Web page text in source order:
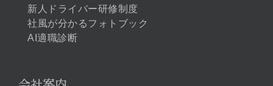
新人ドライバー研修制度
社風が分かるフォトブック
AI適職診断